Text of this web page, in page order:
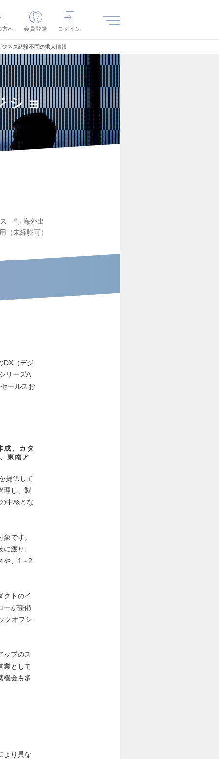
方へ 会員登録 ログイン
ネス経験不問の求人情報
ショ
海外出
（未経験可）
DX（デジ
リーズA
ールスお
成、カタ
東南ア
提供して
理し、製
中核とな
です。
渡り、
や、1～2
クトのイ
ーが整備
クオプシ
ップのス
業として
機会も多
より異な